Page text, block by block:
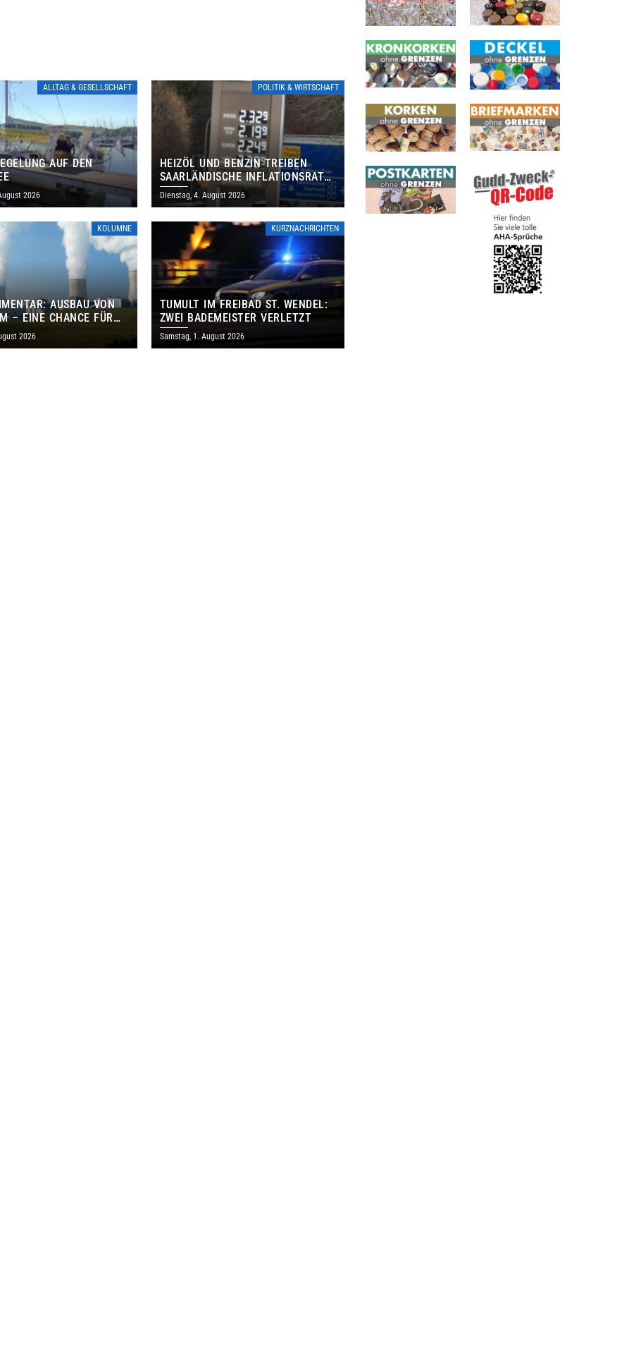
ALLTAG & GESELLSCHAFT
AUF DEN
2026
POLITIK & WIRTSCHAFT
HEIZÖL UND BENZIN TREIBEN
SAARLÄNDISCHE INFLATIONSRATE
IM JULI AUF 3,2 PROZENT
Dienstag, 4. August 2026
KOLUMNE
AUSBAU VON
– EINE CHANCE FÜR
UND DAS SAARLAND
2026
KURZNACHRICHTEN
TUMULT IM FREIBAD ST. WENDEL:
ZWEI BADEMEISTER VERLETZT
Samstag, 1. August 2026